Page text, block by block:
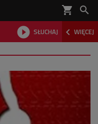
shopping_cart 
 SŁUCHAJ  WIĘCEJ
